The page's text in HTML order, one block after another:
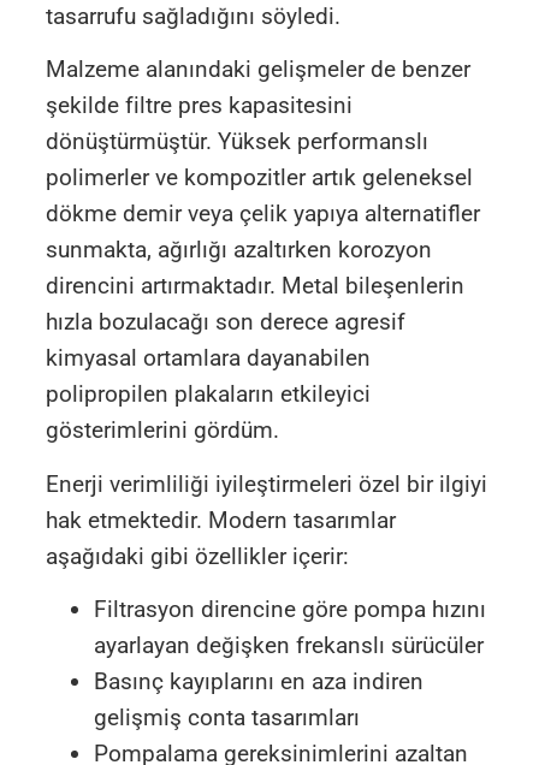
tasarrufu sağladığını söyledi.
Malzeme alanındaki gelişmeler de benzer
şekilde filtre pres kapasitesini
dönüştürmüştür. Yüksek performanslı
polimerler ve kompozitler artık geleneksel
dökme demir veya çelik yapıya alternatifler
sunmakta, ağırlığı azaltırken korozyon
direncini artırmaktadır. Metal bileşenlerin
hızla bozulacağı son derece agresif
kimyasal ortamlara dayanabilen
polipropilen plakaların etkileyici
gösterimlerini gördüm.
Enerji verimliliği iyileştirmeleri özel bir ilgiyi
hak etmektedir. Modern tasarımlar
aşağıdaki gibi özellikler içerir:
Filtrasyon direncine göre pompa hızını
ayarlayan değişken frekanslı sürücüler
Basınç kayıplarını en aza indiren
gelişmiş conta tasarımları
Pompalama gereksinimlerini azaltan